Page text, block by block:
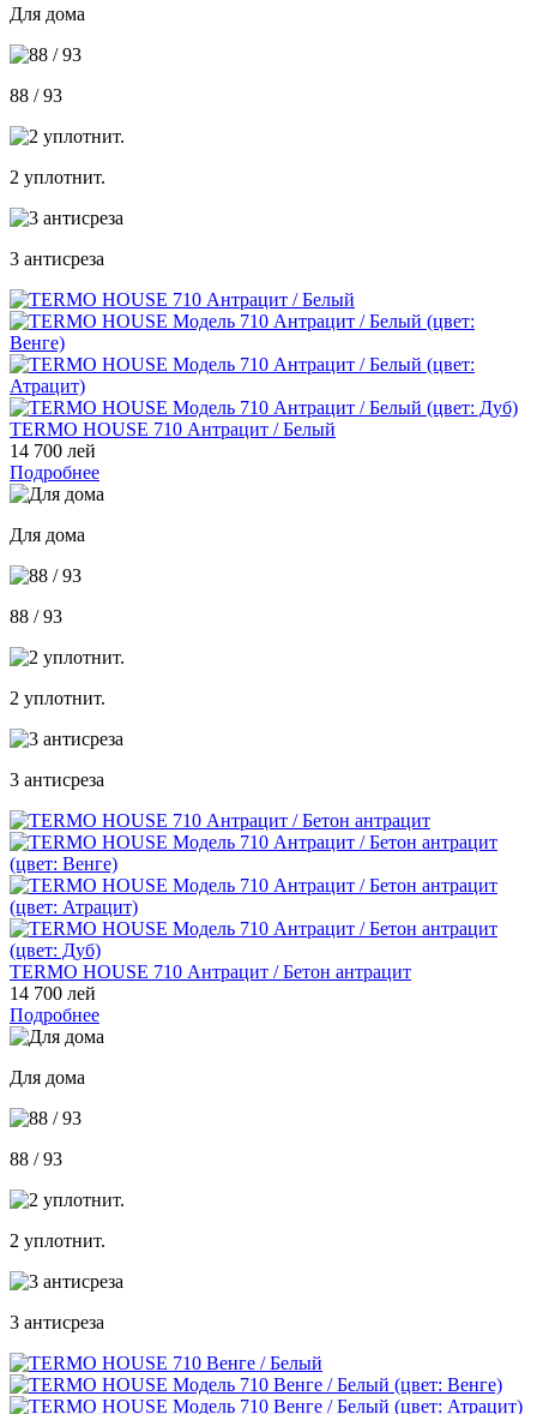
Для дома
88 / 93
2 уплотнит.
3 антисреза
TERMO HOUSE 710 Антрацит / Белый
14 700 лей
Подробнее
Для дома
88 / 93
2 уплотнит.
3 антисреза
TERMO HOUSE 710 Антрацит / Бетон антрацит
14 700 лей
Подробнее
Для дома
88 / 93
2 уплотнит.
3 антисреза